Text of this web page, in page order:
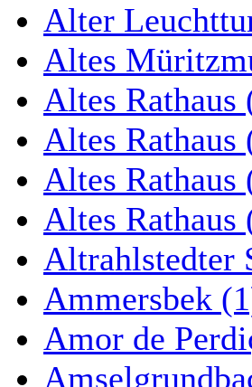
Alter
Altes
Altes Rathaus
Altes Rathaus
Altes Rathaus
Altes Rathaus
Altrahlstedter
Ammersbek
Amor de